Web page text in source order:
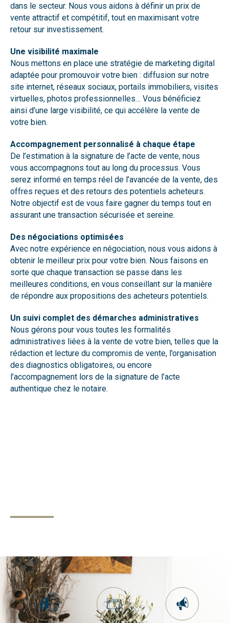
dans le secteur. Nous vous aidons à définir un prix de
vente attractif et compétitif, tout en maximisant votre
retour sur investissement.
Une visibilité maximale
Nous mettons en place une stratégie de marketing digital
adaptée pour promouvoir votre bien : diffusion sur notre
site internet, réseaux sociaux, portails immobiliers, visites
virtuelles, photos professionnelles… Vous bénéficiez
ainsi d’une large visibilité, ce qui accélère la vente de
votre bien.
Accompagnement personnalisé à chaque étape
De l’estimation à la signature de l’acte de vente, nous
vous accompagnons tout au long du processus. Vous
serez informé en temps réel de l’avancée de la vente, des
offres reçues et des retours des potentiels acheteurs.
Notre objectif est de vous faire gagner du temps tout en
assurant une transaction sécurisée et sereine.
Des négociations optimisées
Avec notre expérience en négociation, nous vous aidons à
obtenir le meilleur prix pour votre bien. Nous faisons en
sorte que chaque transaction se passe dans les
meilleures conditions, en vous conseillant sur la manière
de répondre aux propositions des acheteurs potentiels.
Un suivi complet des démarches administratives
Nous gérons pour vous toutes les formalités
administratives liées à la vente de votre bien, telles que la
rédaction et lecture du compromis de vente, l’organisation
des diagnostics obligatoires, ou encore
l’accompagnement lors de la signature de l’acte
authentique chez le notaire.